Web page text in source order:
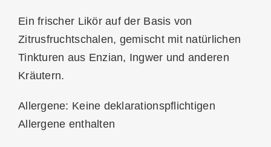
Ein frischer Likör auf der Basis von
Zitrusfruchtschalen, gemischt mit natürlichen
Tinkturen aus Enzian, Ingwer und anderen
Kräutern.
Allergene: Keine deklarationspflichtigen
Allergene enthalten